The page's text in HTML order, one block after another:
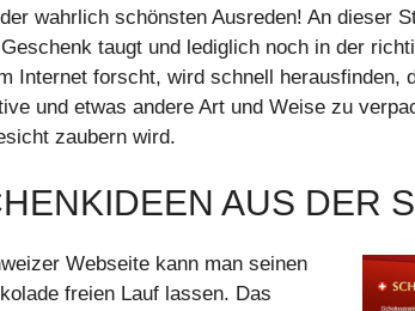
wahrlich schönsten Ausreden! An dieser
taugt und lediglich noch in der
Internet forscht, wird schnell herausfinden,
und etwas andere Art und Weise zu
zaubern wird.
AUS DER
Webseite kann man seinen
freien Lauf lassen. Das